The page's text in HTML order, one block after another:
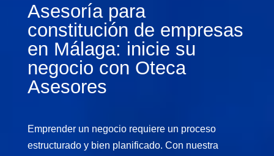
Asesoría para
constitución de empresas
en Málaga: inicie su
negocio con Oteca
Asesores
Emprender un negocio requiere un proceso
estructurado y bien planificado. Con nuestra